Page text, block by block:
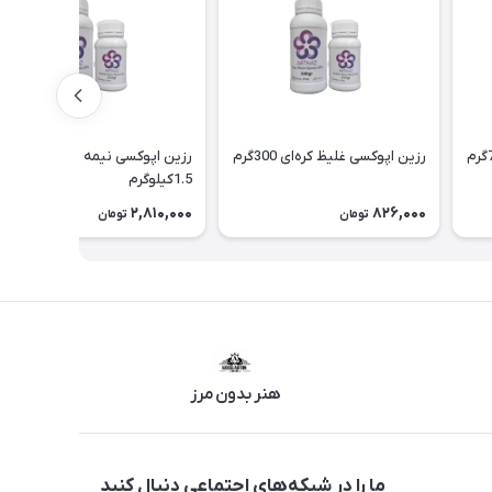
رزین اپوکسی غلیظ کره‌ای 300گرم
826,000 تومان
رزین اپوکسی نیمه رقیق کره‌ای
1.5کیلوگرم
2,810,000 تومان
هنر بدون مرز
ما را در شبکه‌های اجتماعی دنبال کنید